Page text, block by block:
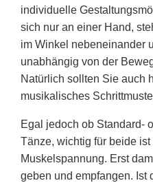
individuelle
sich nur an einer Hand,
im Winkel nebeneinander
unabhängig von der
Natürlich sollten Sie auch
musikalisches
Egal jedoch ob Standard-
Tänze, wichtig für beide
Muskelspannung. Erst
geben und empfangen. Ist